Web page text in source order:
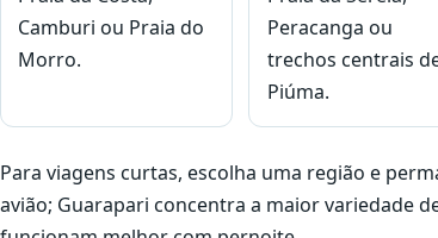
Camburi ou Praia do
Morro.
Peracanga ou
trechos centrais
Piúma.
Para viagens curtas, escolha uma região e
avião; Guarapari concentra a maior variedade